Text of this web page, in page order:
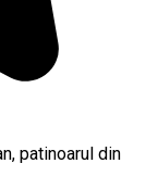
patinoarul din